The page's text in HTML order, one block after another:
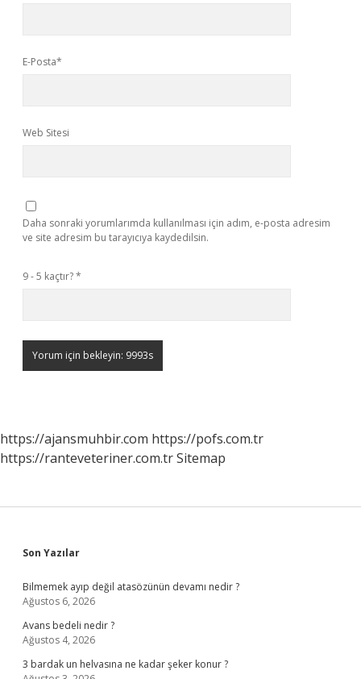
E-Posta*
Web Sitesi
Daha sonraki yorumlarımda kullanılması için adım, e-posta adresim
ve site adresim bu tarayıcıya kaydedilsin.
9 - 5 kaçtır?*
https://ajansmuhbir.com https://pofs.com.tr
https://ranteveteriner.com.trSitemap
Sidebar
Son Yazılar
Bilmemek ayıp değil atasözünün devamı nedir ?
Ağustos 6, 2026
Avans bedeli nedir ?
Ağustos 4, 2026
3 bardak un helvasına ne kadar şeker konur ?